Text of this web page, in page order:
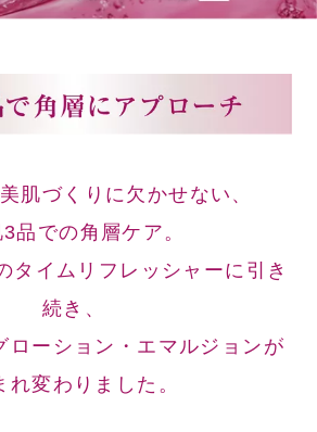
肌づくりに欠かせない、
品での角層ケア。
タイムリフレッシャーに引き
続き、
ローション・エマルジョンが
れ変わりました。